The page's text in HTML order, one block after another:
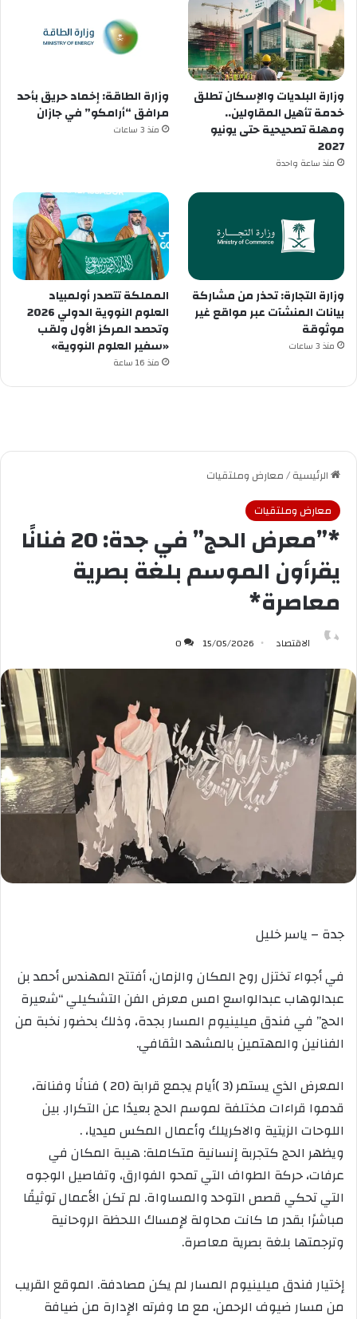
وزارة البلديات والإسكان تطلق
خدمة تأهيل المقاولين..
ومهلة تصحيحية حتى يونيو
2027
منذ ساعة واحدة
وزارة الطاقة: إخماد حريق بأحد
مرافق “أرامكو” في جازان
منذ 3 ساعات
وزارة التجارة: تحذر من مشاركة
بيانات المنشآت عبر مواقع غير
موثوقة
منذ 3 ساعات
المملكة تتصدر أولمبياد
العلوم النووية الدولي 2026
وتحصد المركز الأول ولقب
«سفير العلوم النووية»
منذ 16 ساعة